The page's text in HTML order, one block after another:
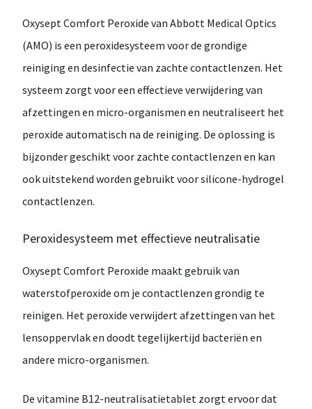
OxyseptComfort Peroxide van Abbott Medical Optics
(AMO) is een peroxidesysteem voorde grondige
reiniging en desinfectie van zachte contactlenzen. Het
systeem zorgtvooreen effectieve verwijdering van
afzettingen en micro-organismen en neutraliseert het
peroxide automatisch na de reiniging. De oplossing is
bijzondergeschiktvoor zachte contactlenzen en kan
ookuitstekend worden gebruiktvoorsilicone-hydrogel
contactlenzen.
Peroxidesysteem met effectieve neutralisatie
OxyseptComfort Peroxide maaktgebruikvan
waterstofperoxide om je contactlenzen grondig te
reinigen. Het peroxide verwijdertafzettingen van het
lensoppervlaken doodt tegelijkertijd bacteriën en
andere micro-organismen.
De vitamine B12-neutralisatietablet zorgtervoordat